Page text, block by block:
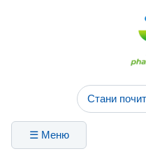
Стани
☰ Меню